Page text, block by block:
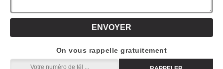
On vous rappelle gratuitement